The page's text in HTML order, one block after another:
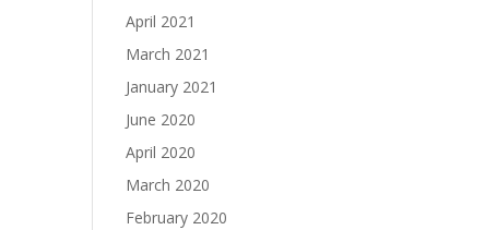
April 2021
March 2021
January 2021
June 2020
April 2020
March 2020
February 2020